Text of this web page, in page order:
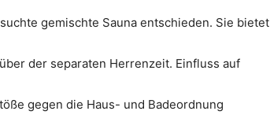
gemischte Sauna entschieden. Sie bietet
der separaten Herrenzeit. Einfluss auf
gegen die Haus- und Badeordnung